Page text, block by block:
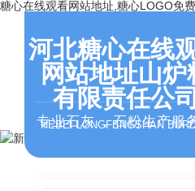
糖心在线观看网站地址,糖心LOGO免
河北糖心在线
网站地址山炉
有限责任公
HEBEI LONGFENGSHAN
专业石灰，石粉生产服